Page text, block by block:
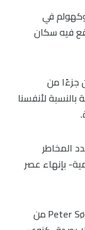
في
يقع فيه سكان
جزءًا من
لأنفسنا
المخاطر
بإنهاء عصر
يقول عالم الأنثروبولوجيا Peter Søgaard Jørgensen من